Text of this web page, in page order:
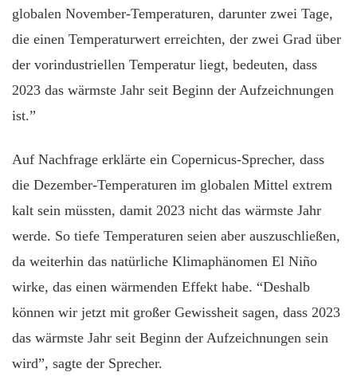
globalen November-Temperaturen, darunter zwei Tage,
die einen Temperaturwert erreichten, der zwei Grad über
der vorindustriellen Temperatur liegt, bedeuten, dass
2023 das wärmste Jahr seit Beginn der Aufzeichnungen
ist.”
Auf Nachfrage erklärte ein Copernicus-Sprecher, dass
die Dezember-Temperaturen im globalen Mittel extrem
kalt sein müssten, damit 2023 nicht das wärmste Jahr
werde. So tiefe Temperaturen seien aber auszuschließen,
da weiterhin das natürliche Klimaphänomen El Niño
wirke, das einen wärmenden Effekt habe. “Deshalb
können wir jetzt mit großer Gewissheit sagen, dass 2023
das wärmste Jahr seit Beginn der Aufzeichnungen sein
wird”, sagte der Sprecher.